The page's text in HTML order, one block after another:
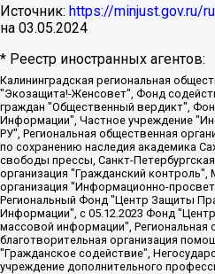
Источник: https://minjust.gov.ru/
на 03.05.2024
* Реестр иностранных агентов:
Калининградская региональная общественная организация "Экозащита!-Женсовет", Фонд содействия защите прав и свобод граждан "Общественный вердикт", Фонд "Институт Развития Свободы Информации", Частное учреждение "Информационное агентство МЕМО. РУ", Региональная общественная организация "Общественная комиссия по сохранению наследия академика Сахарова", Фонд поддержки свободы прессы, Санкт-Петербургская общественная правозащитная организация "Гражданский контроль", Межрегиональная общественная организация "Информационно-просветительский центр "Мемориал", Региональный Фонд "Центр Защиты Прав Средств Массовой Информации", с 05.12.2023 Фонд "Центр Защиты Прав Средств массовой информации", Региональная общественная благотворительная организация помощи беженцам и мигрантам "Гражданское содействие", Негосударственное образовательное учреждение дополнительного профессионального образования (повышение квалификации) специалистов "АКАДЕМИЯ ПО ПРАВАМ ЧЕЛОВЕКА", Свердловская региональная общественная организация "Сутяжник", Автономная некоммерческая организация "Центр независимых социологических исследований", Союз общественных объединений "Российский исследовательский центр по правам человека", Региональное общественное учреждение научно-информационный центр "МЕМОРИАЛ", Некоммерческая организация "Фонд защиты гласности", Автономная некоммерческая организация "Институт прав человека", Городская общественная организация "Екатеринбургское общество "МЕМОРИАЛ", Городская общественная организация "Рязанское историко-просветительское и правозащитное общество "Мемориал" (Рязанский Мемориал), Челябинский региональный орган общественной самодеятельности – женское общественное объединение "Женщины Евразии", Челябинский региональный орган общественной самодеятельности "Уральская правозащитная группа", Фонд содействия защите здоровья и социальной справедливости имени Андрея Рылькова, Автономная Некоммерческая Организация "Аналитический Центр Юрия Левады", Автономная некоммерческая организация социальной поддержки населения "Проект Апрель", Региональная общественная организация помощи женщинам и детям, находящимся в кризисной ситуации "Информационно-методический центр "Анна", Фонд содействия развитию массовых коммуникаций и правовому просвещению "Так-так-Так", Фонд содействия устойчивому развитию "Серебряная тайга", Свердловский региональный общественный фонд социальных проектов "Новое время", "Idel.Реалии", Кавказ.Реалии, Крым.Реалии, Телеканал Настоящее Время, Татаро-башкирская служба Радио Свобода (Azatliq Radiosi), Радио Свободная Европа/Радио Свобода (PCE/PC), "Сибирь.Реалии", "Фактограф", Благотворительный фонд помощи осужденным и их семьям, Автономная некоммерческая организация "Институт глобализации и социальных движений", Фонд "В защиту прав заключенных", Частное учреждение "Центр поддержки и содействия развитию средств массовой информации", Пензенский региональный общественный благотворительный фонд "Гражданский союз", "Север.Реалии", Некоммерческая организация Фонд "Правовая инициатива", Общество с ограниченной ответственностью "Радио Свободная Европа/Радио Свобода", Чешское информационное агентство "MEDIUM-ORIENT", Красноярская региональная общественная организация "Мы против СПИДа", Камалягин Денис Николаевич, Маркелов Сергей Евгеньевич, Пономарев Лев Александрович, Савицкая Людмила Алексеевна, Автономная некоммерческая организация "Центр по работе с проблемой насилия "НАСИЛИЮ.НЕТ", Межрегиональный профессиональный союз работников здравоохранения "Альянс врачей", Юридическое лицо, зарегистрированное в Латвийской Республике, SIA "Medusa Project" (регистрационный номер 40103797863, дата регистрации 10.06.2014), Некоммерческая организация "Фонд по борьбе с коррупцией", Автономная некоммерческая организация "Институт права и публичной политики", Баданин Роман Сергеевич, Гликин Максим Александрович, Железнова Мария Михайловна, Лукьянова Юлия Сергеевна, Маетная Елизавета Витальевна, Маняхин Петр Борисович, Чуракова Ольга Владимировна, Ярош Юлия Петровна, Юридическое лицо "The Insider SIA", зарегистрированное в Риге, Латвийская Республика (дата регистрации 26.06.2015), являющееся администратором доменного имени интернет-издания "The Insider SIA", https://theins.ru, Постернак Алексей Евгеньевич, Рубин Михаил Аркадьевич, Анин Роман Александрович, Юридическое лицо Istories fonds, зарегистрированное в Латвийской Республике (регистрационный номер 50008295751, дата регистрации 24.02.2020), Великовский Дмитрий Александрович, Долинина Ирина Николаевна, Мароховская Алеся Алексеевна, Шлейнов Роман Юрьевич, Шмагун Олеся Валентиновна, Общество с ограниченной ответственностью "Альтаир 2021", Общество с ограниченной ответственностью "Вега 2021", Общество с ограниченной ответственностью "Главный редактор 2021", Общество с ограниченной ответственностью "Ромашки монолит", Важенков Артем Валерьевич, Ивановская областная общественная организация "Центр гендерных исследований", Гурман Юрий Альбертович, Медиапроект "ОВД-Инфо", Егоров Владимир Владимирович, Жилинский Владимир Александрович, Общество с ограниченной ответственностью "ЗП", Иванова София Юрьевна, Карезина Инна Павловна, Кильтау Екатерина Викторовна, Петров Алексей Викторович, Пискунов Сергей Евгеньевич, Смирнов Сергей Сергеевич, Тихонов Михаил Сергеевич, Общество с ограниченной ответственностью "ЖУРНАЛИСТ-ИНОСТРАННЫЙ АГЕНТ", Арапова Галина Юрьевна, Вольтская Татьяна Анатольевна, Американская компания "Mason G.E.S. Anonymous Foundation" (США), являющаяся владельцем интернет-издания https://mnews.world/, Компания "Stichting Bellingcat", зарегистрированная в Нидерландах (дата регистрации 11.07.2018), Захаров Андрей Вячеславович, Клепиковская Екатерина Дмитриевна, Общество с ограниченной ответственностью "МЕМО", Перл Роман Александрович, Симонов Евгений Алексеевич, Соловьева Елена Анатольевна, Сотников Даниил Владимирович, Сурначева Елизавета Дмитриевна, Автономная некоммерческая организация по защите прав человека и информированию населения "Якутия – Наше Мнение", Общество с ограниченной ответственностью "Москоу диджитал медиа", с 26.01.2023 Общество с ограниченной ответственностью "Чайка Белые сады", Ветошкина Валерия Валерьевна, Заговора Максим Александрович, Межрегиональное общественное движение "Российская ЛГБТ - сеть", Оленичев Максим Владимирович, Павлов Иван Юрьевич, Скворцова Елена Сергеевна, Общество с ограниченной ответственностью "Как бы инагент", Кочетков Игорь Викторович, Общество с ограниченной ответственностью "Честные выборы", Еланчик Олег Александрович, Общество с ограниченной